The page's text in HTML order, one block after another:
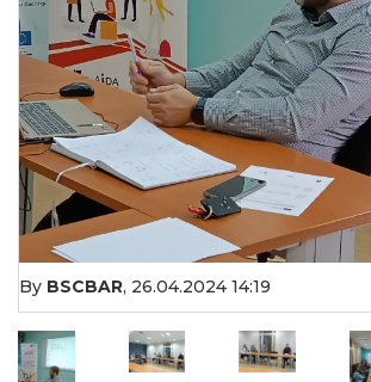
By BSCBAR, 26.04.2024 14:19